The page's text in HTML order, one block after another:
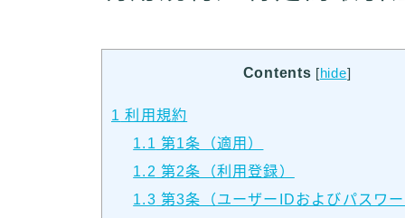
Contents [hide]
1 利用規約
1.1 第1条（適用）
1.2 第2条（利用登録）
1.3 第3条（ユーザーIDおよびパスワー